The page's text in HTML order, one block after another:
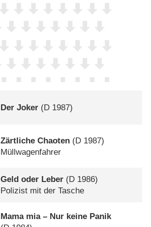
Der Joker (D 1987)
Zärtliche Chaoten (D 1987)
Müllwagenfahrer
Geld oder Leber (D 1986)
Polizist mit der Tasche
Mama mia – Nur keine Panik